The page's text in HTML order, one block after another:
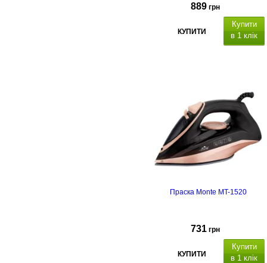
889 грн
КУПИТИ
Купити
в 1 клік
Праска Monte MT-1520
731 грн
КУПИТИ
Купити
в 1 клік